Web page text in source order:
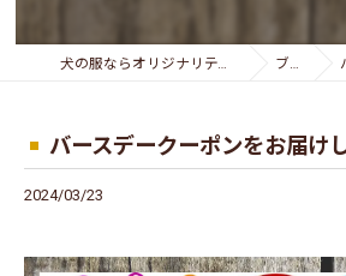
犬の服ならオリジナリティー溢れるAnela ブログ
バースデークーポンをお届け
2024/03/23